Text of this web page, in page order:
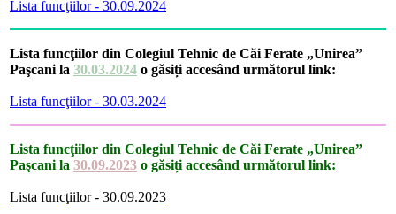
Lista funcţiilor - 30.09.2024
Lista funcţiilor din Colegiul Tehnic de Căi Ferate „Unirea”
Paşcani la 30.03.2024 o găsiți accesând următorul link:
Lista funcţiilor - 30.03.2024
Lista funcţiilor din Colegiul Tehnic de Căi Ferate „Unirea”
Paşcani la 30.09.2023 o găsiți accesând următorul link:
Lista funcţiilor - 30.09.2023